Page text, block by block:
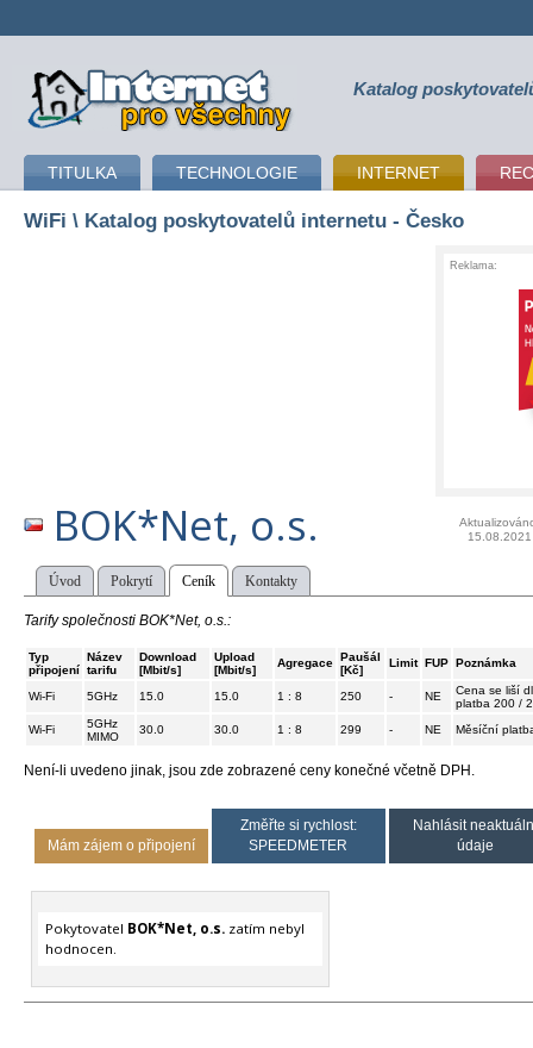
připojení k internetu Katalog
TITULKA TECHNOLOGIE INTERNET
WiFi \ Katalog poskytovatelů internetu - Česko
Reklama:
BOK*Net, o.s.
15.08.2021
Úvod Pokrytí Ceník Kontakty
Tarify společnosti BOK*Net, o.s.:
Typ
připojení
Název
tarifu
Download
[Mbit/s]
Upload
[Mbit/s]
Agregace Paušál
[Kč]
Limit FUP Poznámka
Wi-Fi 5GHz 15.0 15.0 1 : 8 250 - NE
Cena se liší
platba 200 /
Wi-Fi
5GHz
MIMO
30.0 30.0 1 : 8 299 - NE Měsíční
Není-li uvedeno jinak, jsou zde zobrazené ceny konečné včetně DPH.
Mám zájem o připojení
Změřte si rychlost:
SPEEDMETER
Nahlásit
údaje
Pokytovatel BOK*Net, o.s.zatím nebyl
hodnocen.